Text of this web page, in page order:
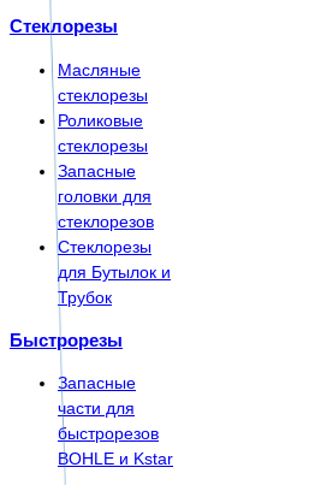
Стеклорезы
Масляные
стеклорезы
Роликовые
стеклорезы
Запасные
головки для
стеклорезов
Стеклорезы
для Бутылок и
Трубок
Быстрорезы
Запасные
части для
быстрорезов
BOHLE и Kstar